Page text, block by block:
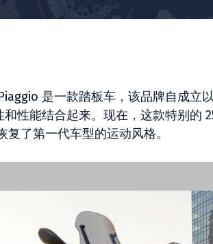
是一款踏板车，该品牌自成立
和性能结合起来。现在，这款特别的
了第一代车型的运动风格。